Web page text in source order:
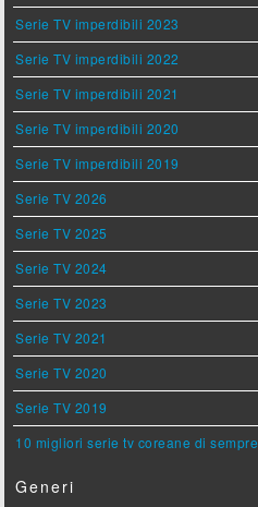
Serie TV imperdibili 2023
Serie TV imperdibili 2022
Serie TV imperdibili 2021
Serie TV imperdibili 2020
Serie TV imperdibili 2019
Serie TV 2026
Serie TV 2025
Serie TV 2024
Serie TV 2023
Serie TV 2021
Serie TV 2020
Serie TV 2019
10 migliori serie tv coreane di sempre
Generi